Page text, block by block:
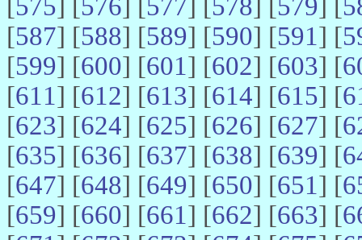
[575] [576] [577] [578] [579] [
[587] [588] [589] [590] [591] [
[599] [600] [601] [602] [603] [
[611] [612] [613] [614] [615] [
[623] [624] [625] [626] [627] [
[635] [636] [637] [638] [639] [
[647] [648] [649] [650] [651] [
[659] [660] [661] [662] [663] [